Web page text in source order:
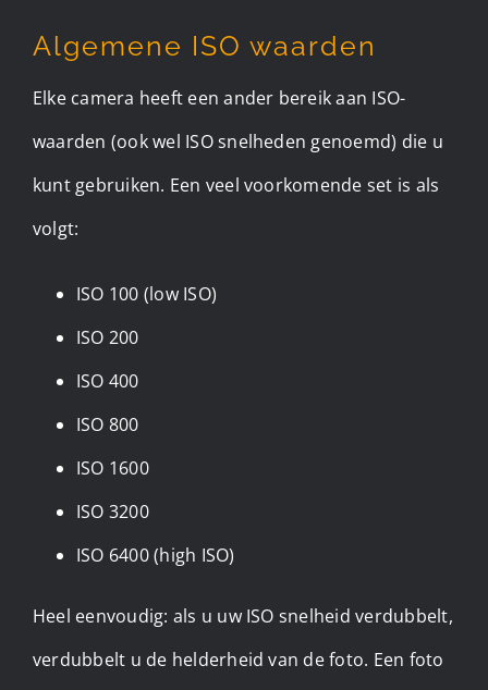
Algemene ISO waarden
Elke camera heeft een ander bereik aan ISO-
waarden (ook wel ISO snelheden genoemd) die u
kunt gebruiken. Een veel voorkomende set is als
volgt:
ISO 100 (low ISO)
ISO 200
ISO 400
ISO 800
ISO 1600
ISO 3200
ISO 6400 (high ISO)
Heel eenvoudig: als u uw ISO snelheid verdubbelt,
verdubbelt u de helderheid van de foto. Een foto